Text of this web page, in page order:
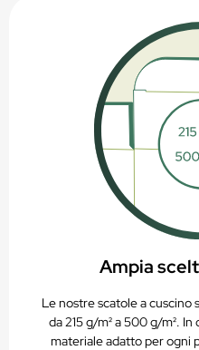
Ampia
Le nostre scatole a cuscino
da 215 g/m² a 500 g/m².
materiale adatto per ogni